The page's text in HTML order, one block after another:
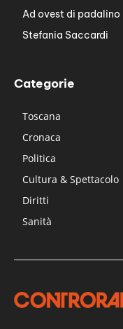
Ad ovest di padalino
Stefania Saccardi
Categorie
Toscana
Cronaca
Politica
Cultura & Spettacolo
Diritti
Sanità